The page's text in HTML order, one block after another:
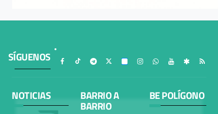
SÍGUENOS
NOTICIAS BARRIO A
BARRIO
BE POLÍGONO